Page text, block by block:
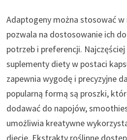
Adaptogeny można stosować
pozwala na dostosowanie ich
potrzeb i preferencji.
suplementy diety w postaci
zapewnia wygodę i precyzyjne
popularną formą są proszki,
dodawać do napojów,
umożliwia kreatywne
diecie. Ekstrakty roślinne